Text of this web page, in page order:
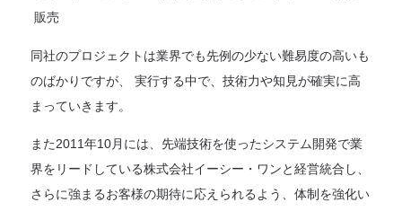
販売
同社のプロジェクトは業界でも先例の少ない難易度の高いも
のばかりですが、 実行する中で、技術力や知見が確実に高
まっていきます。
また2011年10月には、先端技術を使ったシステム開発で業
界をリードしている株式会社イーシー・ワンと経営統合し、
さらに強まるお客様の期待に応えられるよう、体制を強化い